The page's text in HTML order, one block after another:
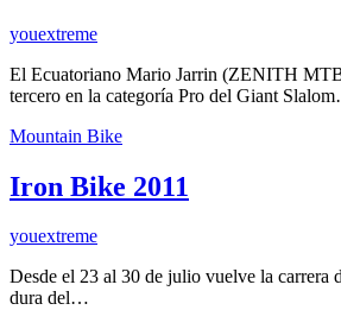
youextreme
El Ecuatoriano Mario Jarrin (ZENITH
tercero en la categoría Pro del Giant
Mountain Bike
Iron Bike 2011
youextreme
Desde el 23 al 30 de julio vuelve la carrera
dura del…